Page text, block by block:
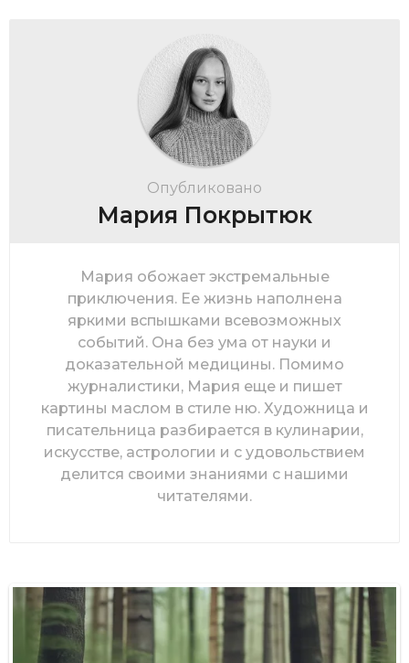
Опубликовано
Мария Покрытюк
Мария обожает экстремальные
приключения. Ее жизнь наполнена
яркими вспышками всевозможных
событий. Она без ума от науки и
доказательной медицины. Помимо
журналистики, Мария еще и пишет
картины маслом в стиле ню. Художница и
писательница разбирается в кулинарии,
искусстве, астрологии и с удовольствием
делится своими знаниями с нашими
читателями.